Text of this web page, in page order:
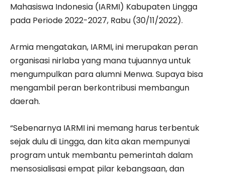
Mahasiswa Indonesia (IARMI) Kabupaten Lingga
pada Periode 2022-2027, Rabu (30/11/2022).
Armia mengatakan, IARMI, ini merupakan peran
organisasi nirlaba yang mana tujuannya untuk
mengumpulkan para alumni Menwa. Supaya bisa
mengambil peran berkontribusi membangun
daerah.
“Sebenarnya IARMI ini memang harus terbentuk
sejak dulu di Lingga, dan kita akan mempunyai
program untuk membantu pemerintah dalam
mensosialisasi empat pilar kebangsaan, dan